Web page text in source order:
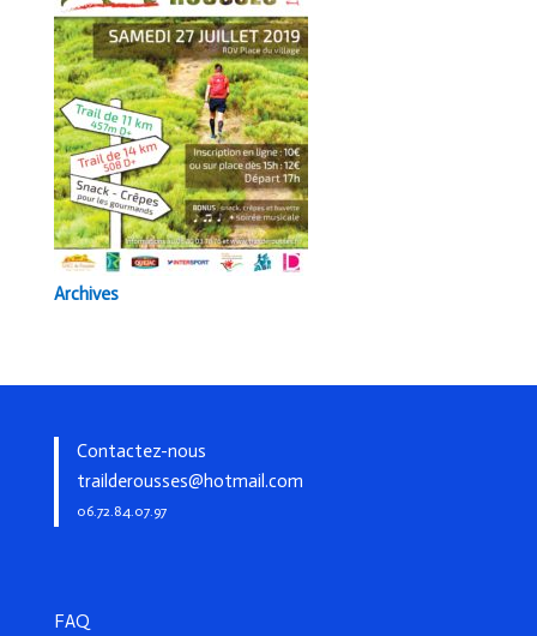
Archives
Contactez-nous
trailderousses@hotmail.com
06.72.84.07.97
FAQ